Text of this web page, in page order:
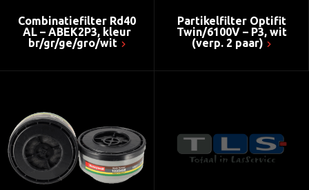
Combinatiefilter Rd40
AL – ABEK2P3, kleur
br/gr/ge/gro/wit
Partikelfilter Optifit
Twin/6100V – P3, wit
(verp. 2 paar)